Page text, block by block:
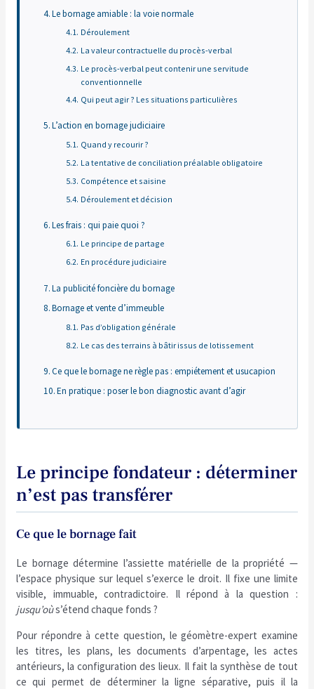
Le bornage amiable : la voie normale
Déroulement
La valeur contractuelle du procès-verbal
Le procès-verbal peut contenir une servitude
conventionnelle
Qui peut agir ? Les situations particulières
L’action en bornage judiciaire
Quand y recourir ?
La tentative de conciliation préalable obligatoire
Compétence et saisine
Déroulement et décision
Les frais : qui paie quoi ?
Le principe de partage
En procédure judiciaire
La publicité foncière du bornage
Bornage et vente d’immeuble
Pas d’obligation générale
Le cas des terrains à bâtir issus de lotissement
Ce que le bornage ne règle pas : empiétement et usucapion
En pratique : poser le bon diagnostic avant d’agir
Le principe fondateur : déterminer
n’est pas transférer
Ce que le bornage fait
Le bornage détermine l’assiette matérielle de la propriété —
l’espace physique sur lequel s’exerce le droit. Il fixe une limite
visible, immuable, contradictoire. Il répond à la question :
jusqu’oùs’étend chaque fonds ?
Pour répondre à cette question, le géomètre-expert examine
les titres, les plans, les documents d’arpentage, les actes
antérieurs, la configuration des lieux. Il fait la synthèse de tout
ce qui permet de déterminer la ligne séparative, puis il la